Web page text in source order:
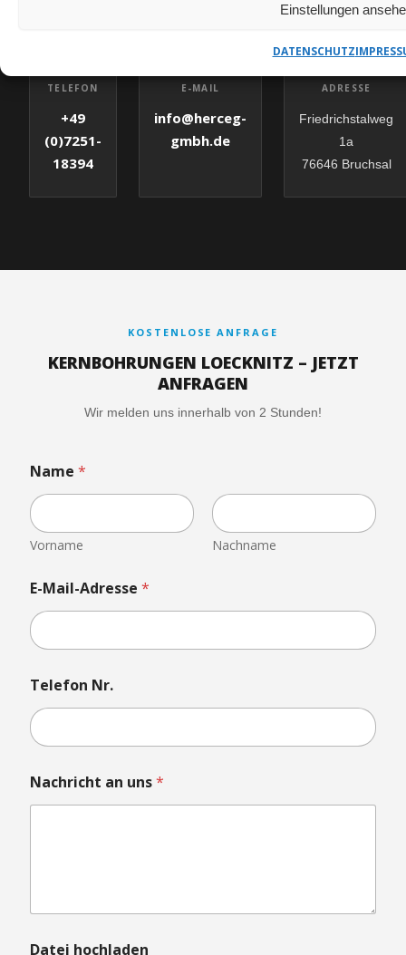
Einstellungen
DATENSCHUTZ
TELEFON
+49
(0)7251-
18394
E-MAIL
info@herceg-
gmbh.de
ADRESSE
Friedrichstalweg
1a
76646 Bruchsal
KOSTENLOSE ANFRAGE
KERNBOHRUNGEN LOECKNITZ – JETZT
ANFRAGEN
Wir melden uns innerhalb von 2 Stunden!
Name *
Vorname Nachname
E-Mail-Adresse *
Telefon Nr.
-
M
e
Nachricht an uns*
Datei hochladen